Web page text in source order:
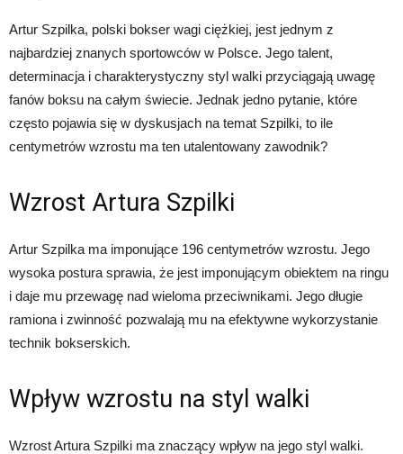
Artur Szpilka, polski bokser wagi ciężkiej, jest jednym z
najbardziej znanych sportowców w Polsce. Jego talent,
determinacja i charakterystyczny styl walki przyciągają uwagę
fanów boksu na całym świecie. Jednak jedno pytanie, które
często pojawia się w dyskusjach na temat Szpilki, to ile
centymetrów wzrostu ma ten utalentowany zawodnik?
Wzrost Artura Szpilki
Artur Szpilka ma imponujące 196 centymetrów wzrostu. Jego
wysoka postura sprawia, że jest imponującym obiektem na ringu
i daje mu przewagę nad wieloma przeciwnikami. Jego długie
ramiona i zwinność pozwalają mu na efektywne wykorzystanie
technik bokserskich.
Wpływ wzrostu na styl walki
Wzrost Artura Szpilki ma znaczący wpływ na jego styl walki.